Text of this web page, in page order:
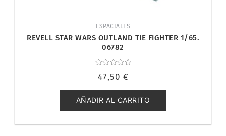
ESPACIALES
REVELL STAR WARS OUTLAND TIE FIGHTER 1/65.
06782
con
de
5
47,50 €
AÑADIR AL CARRITO